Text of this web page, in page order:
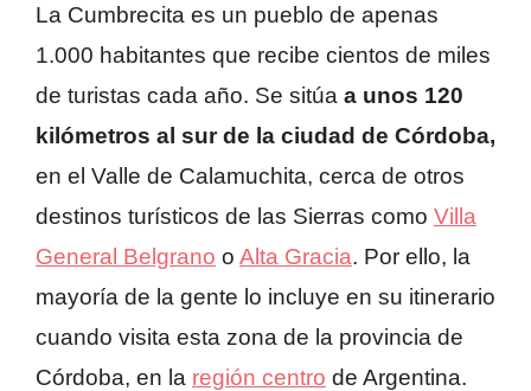
La Cumbrecita es un pueblo de apenas
1.000 habitantes que recibe cientos de miles
de turistas cada año. Se sitúa a unos 120
kilómetros al sur de la ciudad de Córdoba,
en el Valle de Calamuchita, cerca de otros
destinos turísticos de las Sierras como Villa
General Belgrano o Alta Gracia. Por ello, la
mayoría de la gente lo incluye en su itinerario
cuando visita esta zona de la provincia de
Córdoba, en la región centro de Argentina.